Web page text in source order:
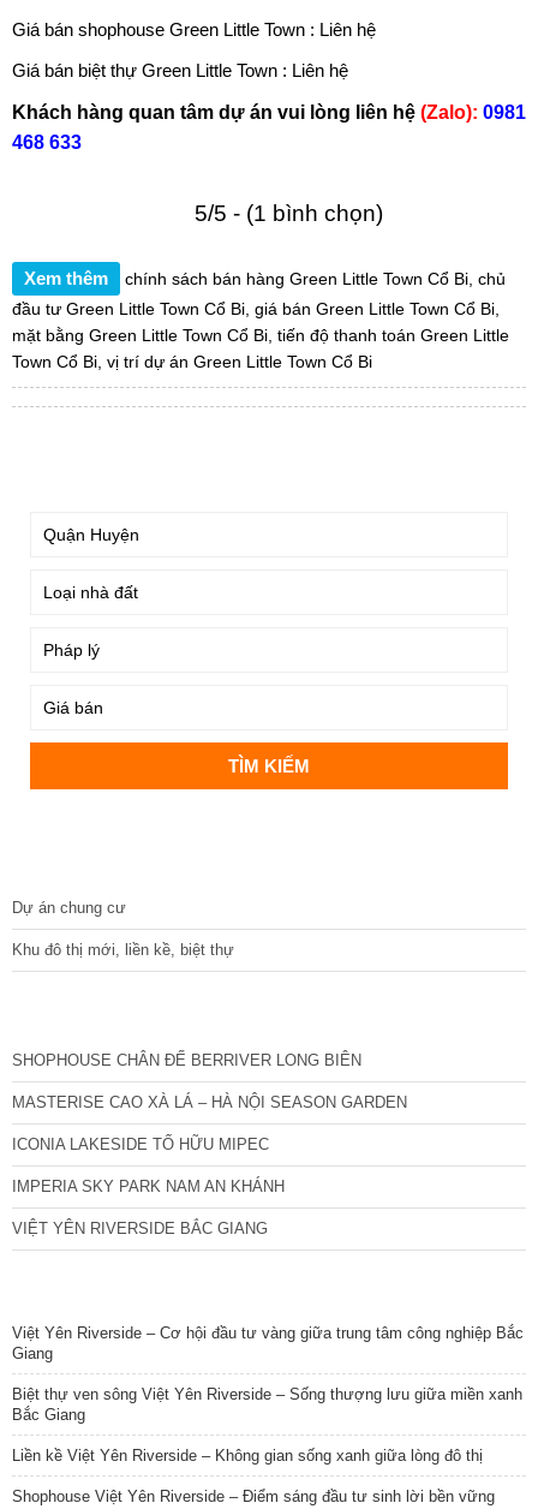
Giá bán shophouse Green Little Town : Liên hệ
Giá bán biệt thự Green Little Town : Liên hệ
Khách hàng quan tâm dự án vui lòng liên hệ (Zalo): 0981
468 633
5/5 - (1 bình chọn)
Xem thêm chính sách bán hàng Green Little Town Cổ Bi chủ
đầu tư Green Little Town Cổ Bi giá bán Green Little Town Cổ Bi
mặt bằng Green Little Town Cổ Bi tiến độ thanh toán Green Little
Town Cổ Bi vị trí dự án Green Little Town Cổ Bi
Dự án chung cư
Khu đô thị mới, liền kề, biệt thự
SHOPHOUSE CHÂN ĐẾ BERRIVER LONG BIÊN
MASTERISE CAO XÀ LÁ – HÀ NỘI SEASON GARDEN
ICONIA LAKESIDE TỐ HỮU MIPEC
IMPERIA SKY PARK NAM AN KHÁNH
VIỆT YÊN RIVERSIDE BẮC GIANG
Việt Yên Riverside – Cơ hội đầu tư vàng giữa trung tâm công nghiệp Bắc
Giang
Biệt thự ven sông Việt Yên Riverside – Sống thượng lưu giữa miền xanh
Bắc Giang
Liền kề Việt Yên Riverside – Không gian sống xanh giữa lòng đô thị
Shophouse Việt Yên Riverside – Điểm sáng đầu tư sinh lời bền vững